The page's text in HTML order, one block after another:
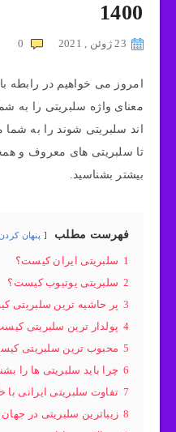
1400
23 ژوئن , 2021 0
امروز می‌ خواهیم در
معنای واژه سلبریتی را به
اند سلبریتی شوند را به
تا سلبریتی های معروف و
بیشتر بشناسید.
فهرست مطلب پنهان
1 سلبریتی ایران کیست؟
2 سلبریتی یوتیوب کیست؟
3 پر حاشیه ترین سلبریتی
4 پولدار ترین سلبریتی
5 محبوب ترین سلبریتی
6 چرا باید سلبریتی ها را
7 تفاوت سلبریتی ایرانی
8 زیباترین سلبریتی در